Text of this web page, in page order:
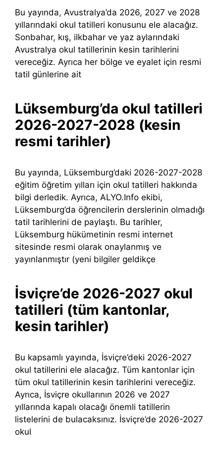
Bu yayında, Avustralya’da 2026, 2027 ve 2028
yıllarındaki okul tatilleri konusunu ele alacağız.
Sonbahar, kış, ilkbahar ve yaz aylarındaki
Avustralya okul tatillerinin kesin tarihlerini
vereceğiz. Ayrıca her bölge ve eyalet için resmi
tatil günlerine ait
Lüksemburg’da okul tatilleri
2026-2027-2028 (kesin
resmi tarihler)
Bu yayında, Lüksemburg’daki 2026-2027-2028
eğitim öğretim yılları için okul tatilleri hakkında
bilgi derledik. Ayrıca, ALYO.Info ekibi,
Lüksemburg’da öğrencilerin derslerinin olmadığı
tatil tarihlerini de paylaştı. Bu tarihler,
Lüksemburg hükümetinin resmi internet
sitesinde resmi olarak onaylanmış ve
yayınlanmıştır (yeni bilgiler geldikçe
İsviçre’de 2026-2027 okul
tatilleri (tüm kantonlar,
kesin tarihler)
Bu kapsamlı yayında, İsviçre’deki 2026-2027
okul tatillerini ele alacağız. Tüm kantonlar için
tüm okul tatillerinin kesin tarihlerini vereceğiz.
Ayrıca, İsviçre okullarının 2026 ve 2027
yıllarında kapalı olacağı önemli tatillerin
listelerini de bulacaksınız. İsviçre’de 2026-2027
okul